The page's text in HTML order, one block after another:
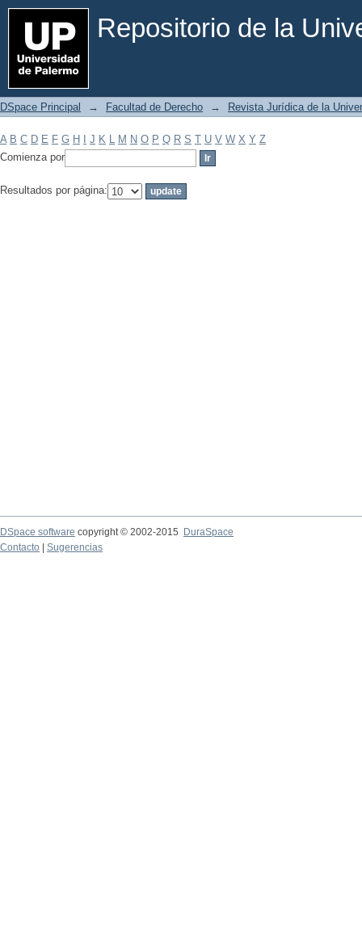
Repositorio de la
Filtrar por: Materia
DSpace Principal → Facultad de Derecho → Revista Jurídica de la
A B C D E F G H J K L M N O P Q R S T U V W X Y Z
Comienza por
Resultados por página:
DSpace software copyright © 2002-2015
DuraSpace
Contacto
Sugerencias